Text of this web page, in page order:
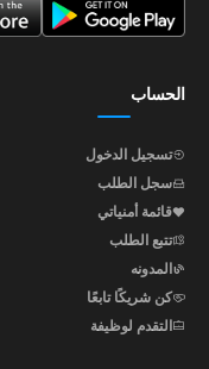
الحساب
تسجيل الدخول
سجل الطلب
قائمة أمنياتي
تتبع الطلب
المدونه
كن شريكًا تابعًا
التقدم لوظيفة